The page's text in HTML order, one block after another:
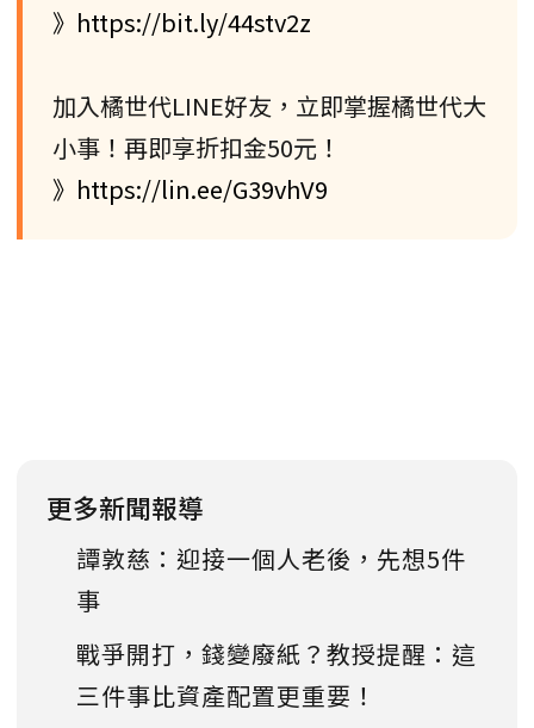
》https://bit.ly/44stv2z
加入橘世代LINE好友，立即掌握橘世代大
小事！再即享折扣金50元！
》https://lin.ee/G39vhV9
更多新聞報導
譚敦慈：迎接一個人老後，先想5件
事
戰爭開打，錢變廢紙？教授提醒：這
三件事比資產配置更重要！